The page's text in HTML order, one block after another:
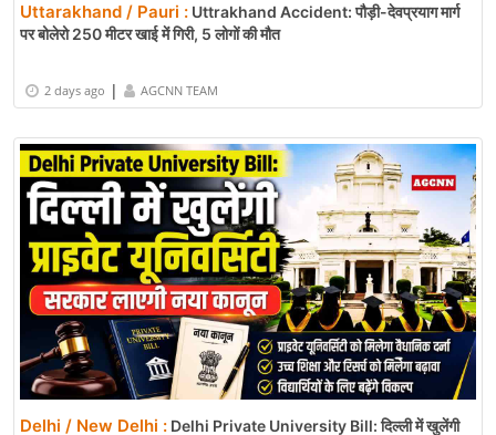
Uttarakhand / Pauri : Uttrakhand Accident: पौड़ी-देवप्रयाग मार्ग
पर बोलेरो 250 मीटर खाई में गिरी, 5 लोगों की मौत
2 days ago | AGCNN TEAM
Delhi / New Delhi : Delhi Private University Bill: दिल्ली में खुलेंगी